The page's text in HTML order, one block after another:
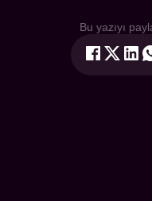
Bu yazıyı